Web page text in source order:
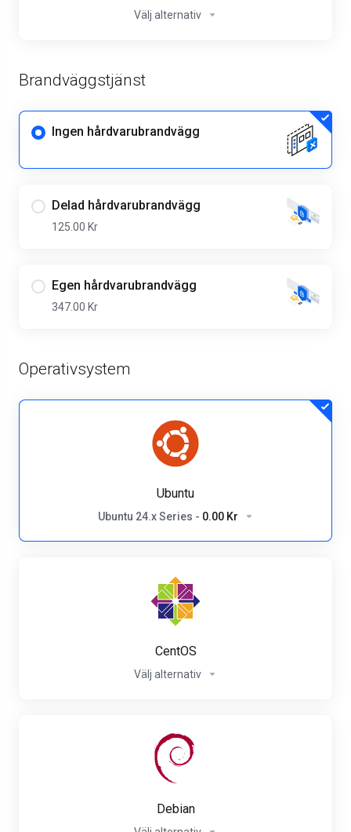
Välj alternativ
Brandväggstjänst
Ingen hårdvarubrandvägg
Delad hårdvarubrandvägg
125.00 Kr
Egen hårdvarubrandvägg
347.00 Kr
Operativsystem
Ubuntu
Ubuntu 24.x Series - 0.00 Kr
CentOS
Välj alternativ
Debian